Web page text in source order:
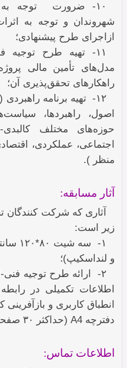
۱۰- ضرورت توجه
شهروندان و توجه به
ازاجرای طرح پیشنهادی؛
۱۱- تهیه طرح توجیه
مدل‌های تأمین مالی
راهکارهای تحقق‌پذیری آن؛
۱۲- تهیه برنامه راهبردی (
اصول، راهبردها،
حوزه‌های مختلف
اجتماعی، عملکردی،
منظر ).
آثار مسابقه:
آثاری که شرکت کنندگان
زیر است:
۱- سه
و لنداسکیپ)؛
۲- ارائه طرح توجیه
اطلاعات تکمیلی در
انطباق کاربری و
دفترچه A4(حداکثر ۳۰ صفحه).
اطلاعات تماس: